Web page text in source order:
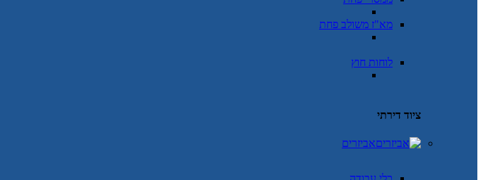
מא"ז משולב פחת
לוחות חוץ
ציוד דירתי
אביזרים